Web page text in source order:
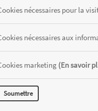
nécessaires pour la
nécessaires aux
marketing (En savoir
Soumettre
stocks disponibles de chaque
RÉALISÉ AVEC MERCATOR